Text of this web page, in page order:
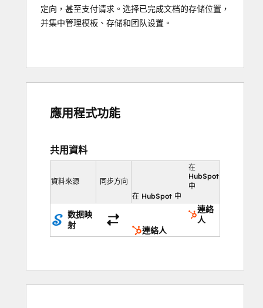
定向，甚至支付请求。选择已完成文档的存储位置，
并集中管理模板、存储和团队设置。
應用程式功能
共用資料
資料來源 同步方向
在
HubSpot
中
在 HubSpot 中
数据映
射
連絡
人
連絡人